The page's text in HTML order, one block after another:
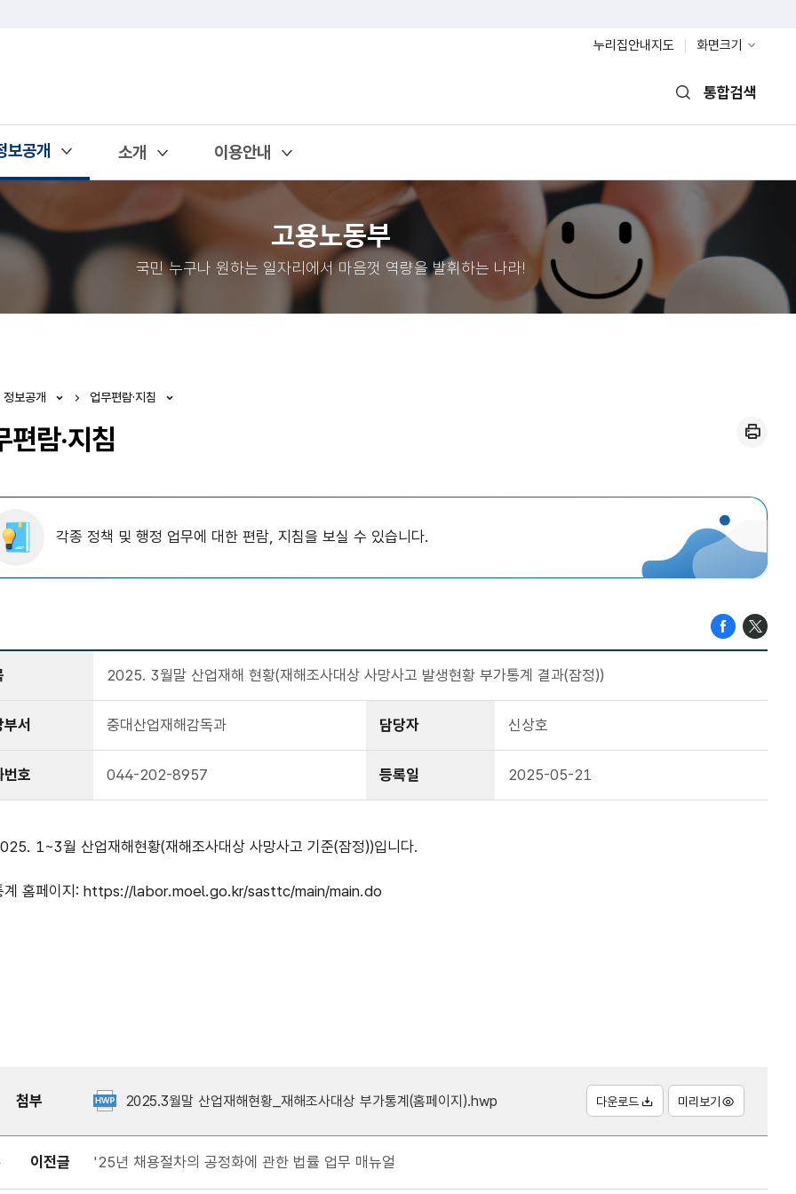
누리집안내지도 화면크기
통합검색
보공개
기 소개
열기
이용안내
열기
고용노동부
국민 누구나 원하는 일자리에서 마음껏 역량을 발휘하는 나라!
편람·지침
정보공개 업무편람·지침
각종 정책 및 행정 업무에 대한 편람, 지침을 보실 수 있습니다.
2025. 3월말 산업재해 현황(재해조사대상 사망사고 발생현황 부가통계 결과(잠정))
서 중대산업재해감독과 담당자 신상호
번호 044-202-8957 등록일 2025-05-21
1~3월 산업재해현황(재해조사대상 사망사고 기준(잠정))입니다.
계 홈페이지: https://labor.moel.go.kr/sasttc/main/main.do
첨부 2025.3월말 산업재해현황_재해조사대상 부가통계(홈페이지).hwp 다운로드 미리보기
이전글 '25년 채용절차의 공정화에 관한 법률 업무 매뉴얼